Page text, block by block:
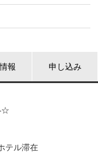
報 申し込み
テル滞在